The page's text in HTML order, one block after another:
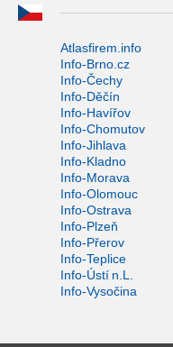
Atlasfirem.info
Info-Brno.cz
Info-Čechy
Info-Děčín
Info-Havířov
Info-Chomutov
Info-Jihlava
Info-Kladno
Info-Morava
Info-Olomouc
Info-Ostrava
Info-Plzeň
Info-Přerov
Info-Teplice
Info-Ústí n.L.
Info-Vysočina